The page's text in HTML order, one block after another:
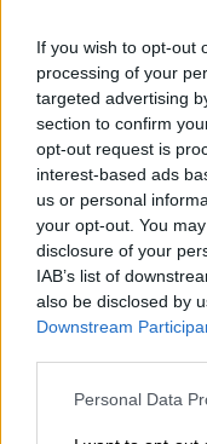
If you wish to opt-out
processing of your
targeted advertising
section to confirm
opt-out request is
interest-based ads
us or personal
your opt-out. You
disclosure of your
IAB’s list of
also be disclosed by
Downstream
Personal Data
Δύο
μηχάνημα
06/08/2026 , 11:56
απόπειρα κλοπής